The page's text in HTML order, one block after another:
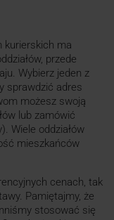
kurierskich ma
przede
Wybierz jeden z
sprawdzić adres
możesz swoją
lub zamówić
Wiele oddziałów
mieszkańców
cenach, tak
Pamiętajmy, że
stosować się